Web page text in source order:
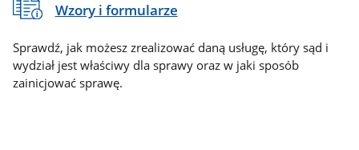
Wzory i formularze
Sprawdź, jak możesz zrealizować daną usługę, który sąd i
wydział jest właściwy dla sprawy oraz w jaki sposób
zainicjować sprawę.